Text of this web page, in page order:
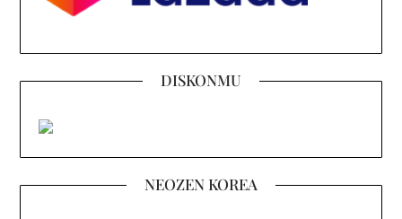
DISKONMU
NEOZEN KOREA